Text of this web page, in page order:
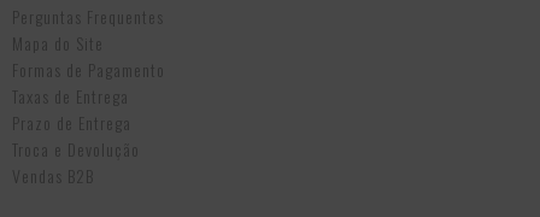
Perguntas Frequentes
Mapa do Site
Formas de Pagamento
Taxas de Entrega
Prazo de Entrega
Troca e Devolução
Vendas B2B